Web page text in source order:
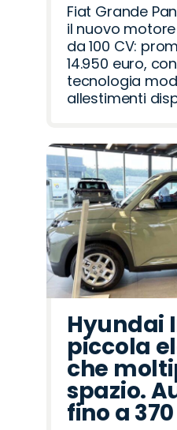
Fiat Grande
il nuovo
da 100 CV:
14.950 euro,
tecnologia
allestimenti
Hyundai
piccola
che
spazio.
fino a